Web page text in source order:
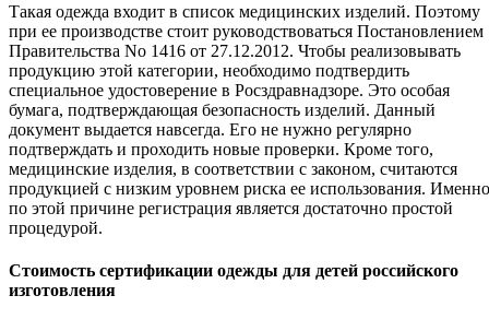
Такая одежда входит в список медицинских изделий. Поэтому
при ее производстве стоит руководствоваться Постановлением
Правительства No 1416 от 27.12.2012. Чтобы реализовывать
продукцию этой категории, необходимо подтвердить
специальное удостоверение в Росздравнадзоре. Это особая
бумага, подтверждающая безопасность изделий. Данный
документ выдается навсегда. Его не нужно регулярно
подтверждать и проходить новые проверки. Кроме того,
медицинские изделия, в соответствии с законом, считаются
продукцией с низким уровнем риска ее использования. Именно
по этой причине регистрация является достаточно простой
процедурой.
Стоимость сертификации одежды для детей российского
изготовления